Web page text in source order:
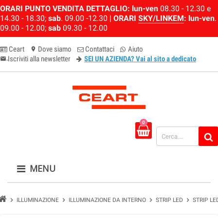
ORARI PUNTO VENDITA DETTAGLIO: lun-ven 08.30 - 12.30 e
14.30 - 18.30; sab. 09.00 -12.30 | ORARI SKY/LINKEM: lun-ven.
09.00 - 12.00; sab 09.30 - 12.00
Ceart location_on Dove siamo Contattaci Aiuto
email-newsletter
Iscriviti alla newsletter SEI UN AZIENDA? Vai al sito a dedicato
0
MENU
chevron_right ILLUMINAZIONE chevron_right ILLUMINAZIONE DA INTERNO chevron_right STRIP LED chevron_right STRIP